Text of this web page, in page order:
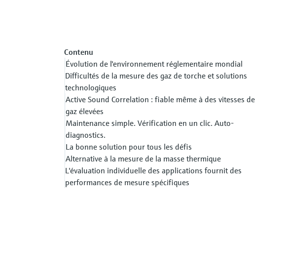
Contenu
Évolution de l'environnement réglementaire mondial
Difficultés de la mesure des gaz de torche et solutions
technologiques
Active Sound Correlation : fiable même à des vitesses de
gaz élevées
Maintenance simple. Vérification en un clic. Auto-
diagnostics.
La bonne solution pour tous les défis
Alternative à la mesure de la masse thermique
L'évaluation individuelle des applications fournit des
performances de mesure spécifiques